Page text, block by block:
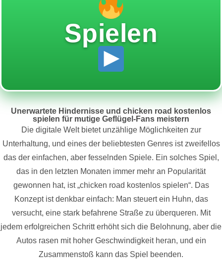
Spielen
Unerwartete Hindernisse und chicken road kostenlos
spielen für mutige Geflügel-Fans meistern
Die digitale Welt bietet unzählige Möglichkeiten zur
Unterhaltung, und eines der beliebtesten Genres ist zweifellos
das der einfachen, aber fesselnden Spiele. Ein solches Spiel,
das in den letzten Monaten immer mehr an Popularität
gewonnen hat, ist „chicken road kostenlos spielen“. Das
Konzept ist denkbar einfach: Man steuert ein Huhn, das
versucht, eine stark befahrene Straße zu überqueren. Mit
jedem erfolgreichen Schritt erhöht sich die Belohnung, aber die
Autos rasen mit hoher Geschwindigkeit heran, und ein
Zusammenstoß kann das Spiel beenden.